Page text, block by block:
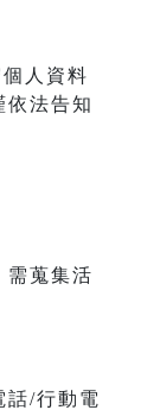
人資料
依法告知
需蒐集活
話/行動電